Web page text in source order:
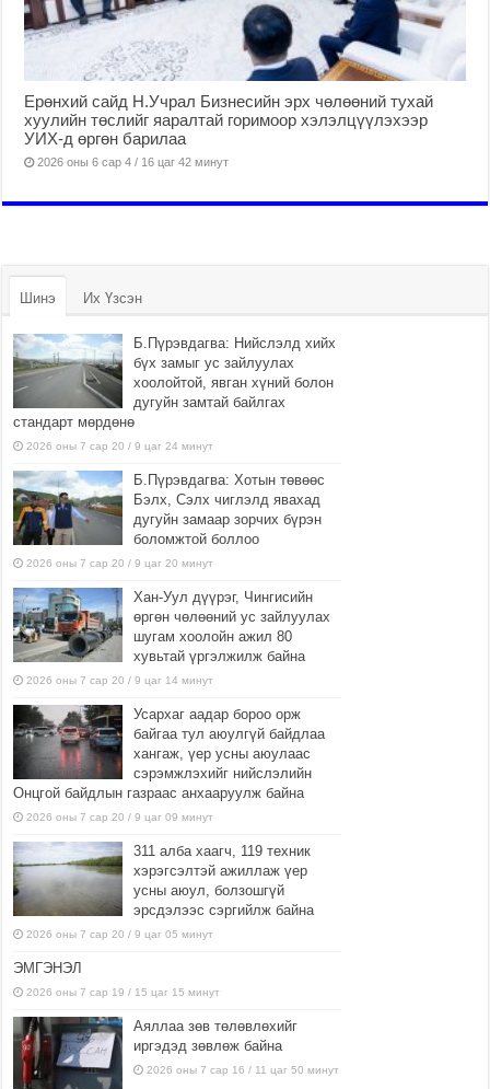
Ерөнхий сайд Н.Учрал Бизнесийн эрх чөлөөний тухай
хуулийн төслийг яаралтай горимоор хэлэлцүүлэхээр
УИХ-д өргөн барилаа
2026 оны 6 сар 4 / 16 цаг 42 минут
Шинэ Их Үзсэн
Б.Пүрэвдагва: Нийслэлд хийх
бүх замыг ус зайлуулах
хоолойтой, явган хүний болон
дугуйн замтай байлгах
стандарт мөрдөнө
2026 оны 7 сар 20 / 9 цаг 24 минут
Б.Пүрэвдагва: Хотын төвөөс
Бэлх, Сэлх чиглэлд явахад
дугуйн замаар зорчих бүрэн
боломжтой боллоо
2026 оны 7 сар 20 / 9 цаг 20 минут
Хан-Уул дүүрэг, Чингисийн
өргөн чөлөөний ус зайлуулах
шугам хоолойн ажил 80
хувьтай үргэлжилж байна
2026 оны 7 сар 20 / 9 цаг 14 минут
Усархаг аадар бороо орж
байгаа тул аюулгүй байдлаа
хангаж, үер усны аюулаас
сэрэмжлэхийг нийслэлийн
Онцгой байдлын газраас анхааруулж байна
2026 оны 7 сар 20 / 9 цаг 09 минут
311 алба хаагч, 119 техник
хэрэгсэлтэй ажиллаж үер
усны аюул, болзошгүй
эрсдэлээс сэргийлж байна
2026 оны 7 сар 20 / 9 цаг 05 минут
ЭМГЭНЭЛ
2026 оны 7 сар 19 / 15 цаг 15 минут
Аяллаа зөв төлөвлөхийг
иргэдэд зөвлөж байна
2026 оны 7 сар 16 / 11 цаг 50 минут